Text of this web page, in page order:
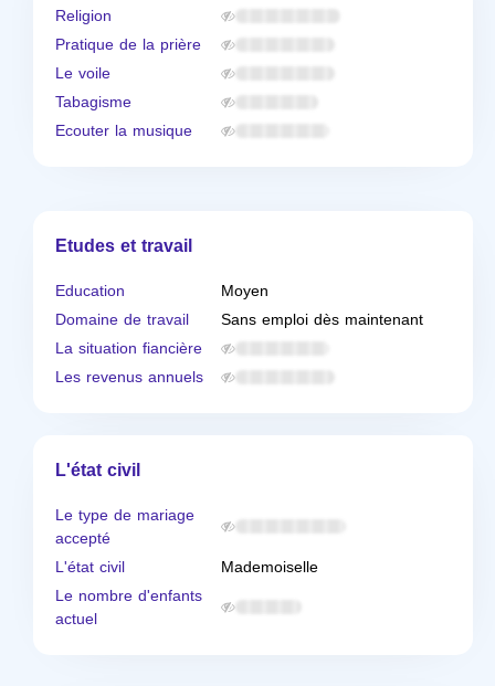
Religion
Pratique de la prière
Le voile
Tabagisme
Ecouter la musique
Etudes et travail
Education
Moyen
Domaine de travail
Sans emploi dès maintenant
La situation fiancière
Les revenus annuels
L'état civil
Le type de mariage
accepté
L'état civil
Mademoiselle
Le nombre d'enfants
actuel